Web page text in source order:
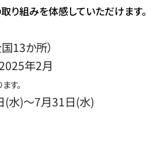
り組みを体感していただけます。
13か所）
年2月
す。
水)～7月31日(水)